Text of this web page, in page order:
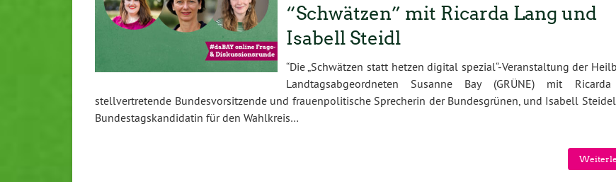
“Schwätzen” mit Ricarda Lang und
Isabell Steidl
“Die „Schwätzen statt hetzen digital spezial“-Veranstaltung der
Landtagsabgeordneten Susanne Bay (GRÜNE) mit Ricarda
stellvertretende Bundesvorsitzende und frauenpolitische Sprecherin der Bundesgrünen, und Isabell
Bundestagskandidatin für den Wahlkreis…